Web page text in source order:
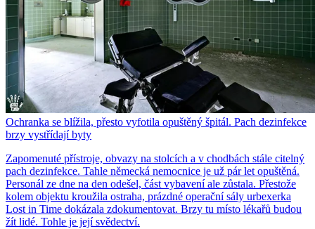
Ochranka se blížila, přesto vyfotila opuštěný špitál. Pach dezinfekce
brzy vystřídají byty
Zapomenuté přístroje, obvazy na stolcích a v chodbách stále citelný
pach dezinfekce. Tahle německá nemocnice je už pár let opuštěná.
Personál ze dne na den odešel, část vybavení ale zůstala. Přestože
kolem objektu kroužila ostraha, prázdné operační sály urbexerka
Lost in Time dokázala zdokumentovat. Brzy tu místo lékařů budou
žít lidé. Tohle je její svědectví.